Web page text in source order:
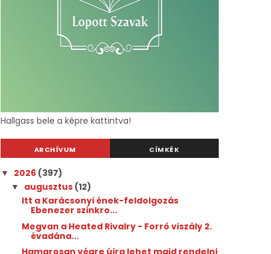
Hallgass bele a képre kattintva!
ARCHÍVUM CÍMKÉK
▼ 2026 (397)
▼ augusztus (12)
Itt a Karácsonyi ének-feldolgozás
Ebenezer szinkro...
Megvan a Heated Rivalry - Forró viszály 2.
évadána...
Hamarosan végre újra lehet majd rendelni